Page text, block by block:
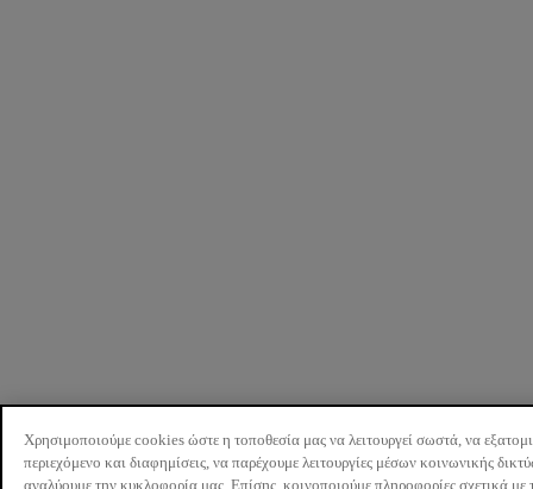
Χρησιμοποιούμε cookies ώστε η τοποθεσία μας να λειτουργεί σωστά, να
περιεχόμενο και διαφημίσεις, να παρέχουμε λειτουργίες μέσων κοινωνικής
αναλύουμε την κυκλοφορία μας. Επίσης, κοινοποιούμε πληροφορίες σχετικά με